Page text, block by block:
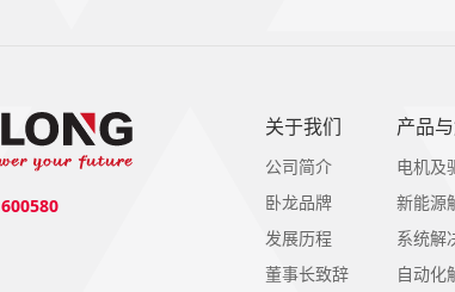
600580
关于我们
公司简介
卧龙品牌
发展历程
董事长致辞
产品
电机及
新能源
系统解
自动化